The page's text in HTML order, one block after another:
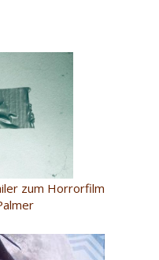
zum Horrorfilm